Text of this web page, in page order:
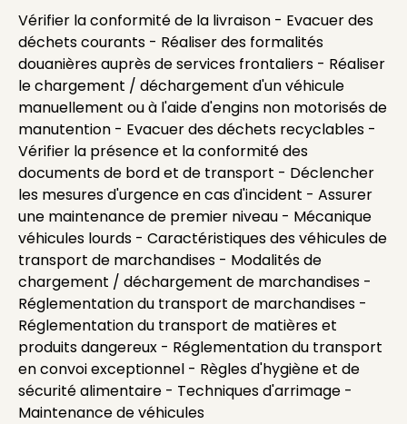
Vérifier la conformité de la livraison - Evacuer des
déchets courants - Réaliser des formalités
douanières auprès de services frontaliers - Réaliser
le chargement / déchargement d'un véhicule
manuellement ou à l'aide d'engins non motorisés de
manutention - Evacuer des déchets recyclables -
Vérifier la présence et la conformité des
documents de bord et de transport - Déclencher
les mesures d'urgence en cas d'incident - Assurer
une maintenance de premier niveau - Mécanique
véhicules lourds - Caractéristiques des véhicules de
transport de marchandises - Modalités de
chargement / déchargement de marchandises -
Réglementation du transport de marchandises -
Réglementation du transport de matières et
produits dangereux - Réglementation du transport
en convoi exceptionnel - Règles d'hygiène et de
sécurité alimentaire - Techniques d'arrimage -
Maintenance de véhicules